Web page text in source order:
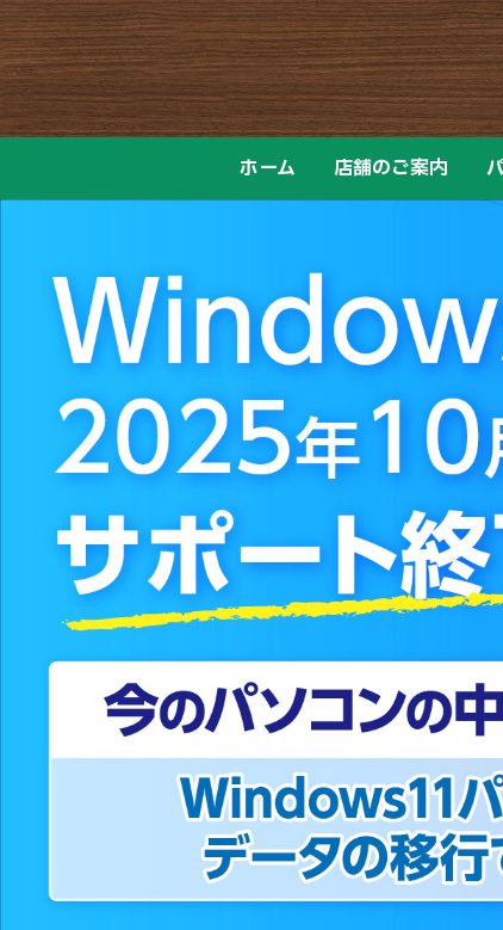
Skip
to
content
ホーム 店舗のご案内